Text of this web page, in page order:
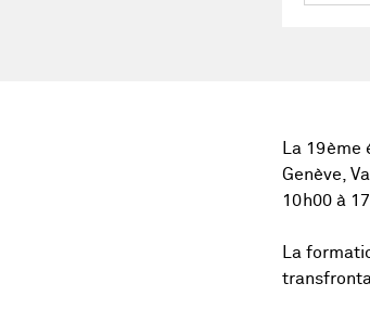
La
Genève,
10h00 à
La